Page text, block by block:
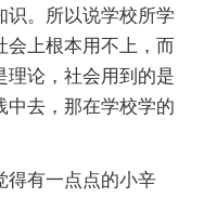
识。所以说学校所学
会上根本用不上，而
理论，社会用到的是
中去，那在学校学的
有一点点的小辛